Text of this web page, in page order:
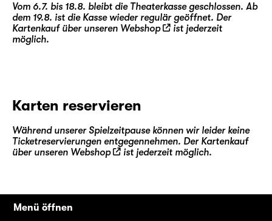
Vom 6.7. bis 18.8. bleibt die Theaterkasse geschlossen. Ab
dem 19.8. ist die Kasse wieder regulär geöffnet. Der
Kartenkauf über unseren Webshop
ist jederzeit
möglich.
Karten reservieren
Während unserer Spielzeitpause können wir leider keine
Ticketreservierungen entgegennehmen. Der Kartenkauf
über unseren Webshop ist jederzeit möglich.
Menü öffnen